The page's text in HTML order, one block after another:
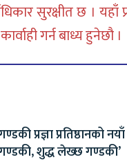
सुरक्षीत छ । यहाँ
गर्न बाध्य हुनेछौ ।
प्रज्ञा प्रतिष्ठानको
शुद्ध लेख्छ गण्डकी’